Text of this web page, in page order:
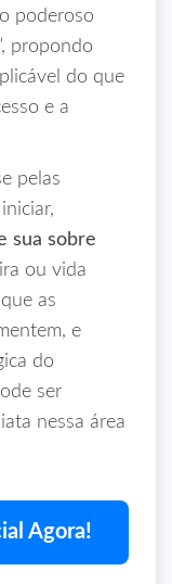
poderoso
propondo
do que
e a
pelas
sua sobre
ou vida
as
e
do
ser
nessa área
Agora!